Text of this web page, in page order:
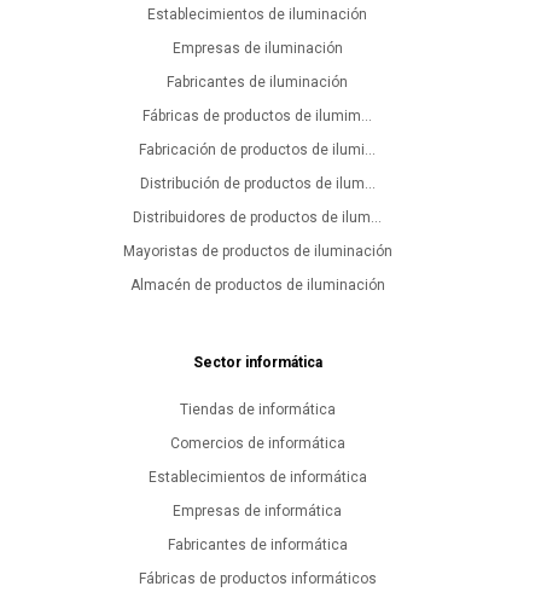
Establecimientos de iluminación
Empresas de iluminación
Fabricantes de iluminación
Fábricas de productos de ilumim...
Fabricación de productos de ilumi...
Distribución de productos de ilum...
Distribuidores de productos de ilum...
Mayoristas de productos de iluminación
Almacén de productos de iluminación
Sector informática
Tiendas de informática
Comercios de informática
Establecimientos de informática
Empresas de informática
Fabricantes de informática
Fábricas de productos informáticos